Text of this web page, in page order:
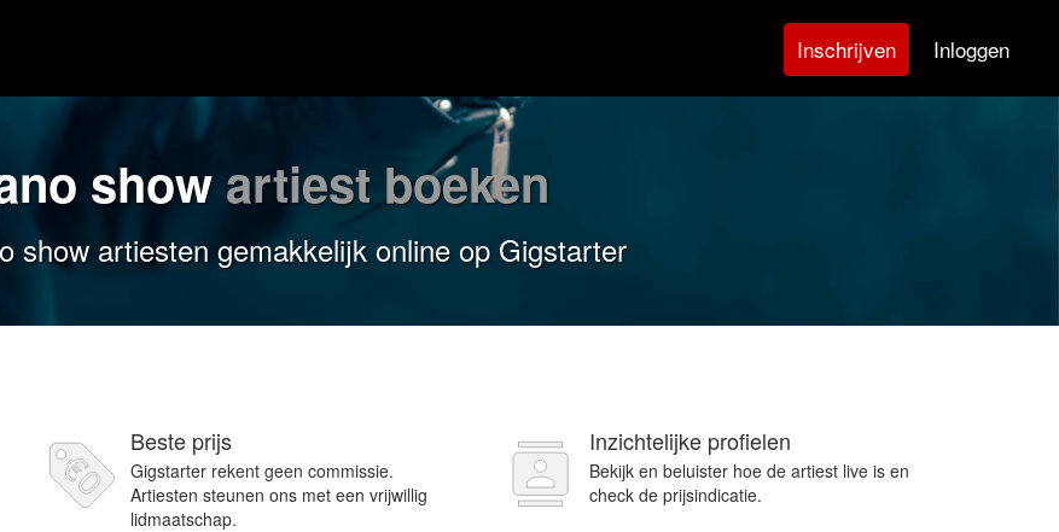
Inschrijven Inloggen
show artiest boeken
show artiesten gemakkelijk online op Gigstarter
Beste prijs
Gigstarter rekent geen commissie.
Artiesten steunen ons met een vrijwillig
lidmaatschap.
Inzichtelijke profielen
Bekijk en beluister hoe de artiest live is en
check de prijsindicatie.